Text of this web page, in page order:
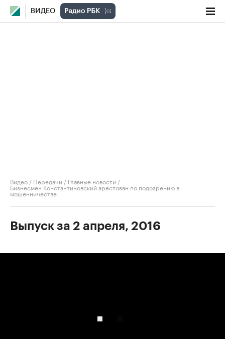
ВИДЕО
Видео / Передачи / Главные новости /
Бизнесмен Константиновский арестован по подозрению в
мошенничестве
Выпуск за 2 апреля, 2016